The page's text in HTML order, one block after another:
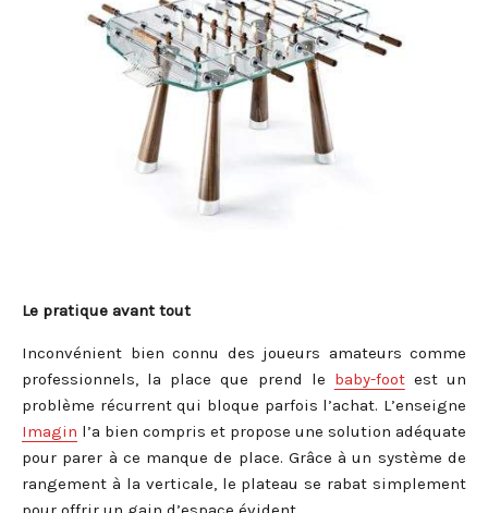
Le pratique avant tout
Inconvénient bien connu des joueurs amateurs comme
professionnels, la place que prend le baby-footest un
problème récurrent qui bloque parfois l’achat. L’enseigne
Imagin l’a bien compris et propose une solution adéquate
pour parer à ce manque de place. Grâce à un système de
rangement à la verticale, le plateau se rabat simplement